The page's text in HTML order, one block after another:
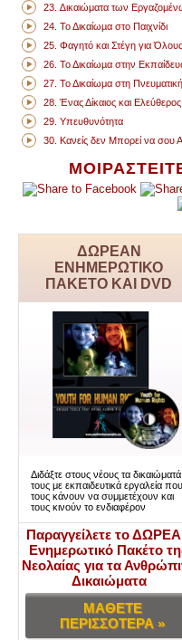
ΔΩΡΕΑΝ
ΕΝΗΜΕΡΩΤΙΚΟ
ΠΑΚΕΤΟ ΚΑΙ DVD
Διδάξτε στους νέους τα δικαιώματά
τους με εκπαιδευτικά εργαλεία που
τους κάνουν να συμμετέχουν και
τους κινούν το ενδιαφέρον
Παραγγείλετε το
Ενημερωτικό Πακέτο
Νεολαίας για τα
Δικαιώματα
ΜΑΘΕΤΕ
ΠΕΡΙΣΣΟΤΕΡΑ »
23. ∆ικαιώματα των
24. Το Δικαίωµα στο Παιχνίδι
25. Φαγητό και Στέγη για Όλους
26. Το Δικαίωµα στην
27. Το Δικαίωμα στη Πνευματική
28. Ένας Δίκαιος και
29. Υπευθυνότητα
30. Κανείς δεν Μπορεί να σου